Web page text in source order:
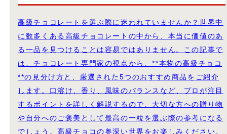
高級チョコレートを選ぶ際に迷われていませんか？世界中
に数多くある高級チョコレートの中から、本当に価値のあ
る一品を見つけることは容易ではありません。この記事で
は、チョコレート専門家の視点から、**本物の高級チョコ
**の見分け方と、厳選された5つのおすすめ商品をご紹介
します。口溶け、香り、風味のバランスなど、プロが注目
するポイントを詳しく解説するので、大切な方への贈り物
や自分へのご褒美として最高の一粒を選ぶ際の参考になる
でしょう。高級チョコの奥深い世界をお楽しみください。